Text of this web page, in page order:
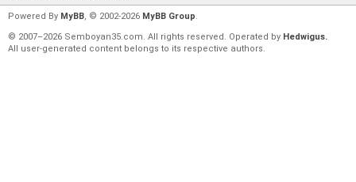
Powered By MyBB, © 2002-2026 MyBB Group.
© 2007–2026 Semboyan35.com. All rights reserved. Operated by Hedwigus.
All user-generated content belongs to its respective authors.